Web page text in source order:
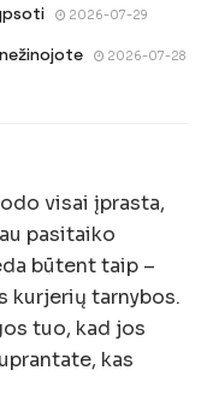
2026-07-29
2026-07-28
visai įprasta,
pasitaiko
būtent taip –
kurjerių tarnybos.
tuo, kad jos
kas